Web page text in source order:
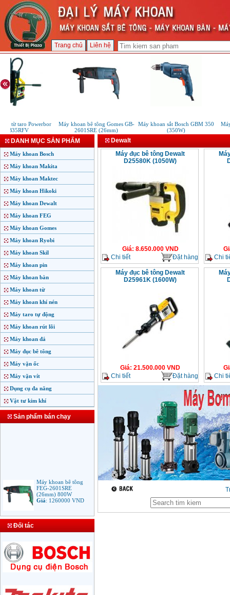
Trang chủ Liên hệ
từ taro Powerbor
PB35RFV
Máy khoan bê tông Gomes GB-
2601SRE (26mm)
Máy khoan sắt Bosch GBM 350
(350W)
DANH MỤC SẢN PHẨM
Máy khoan Bosch
Máy khoan Makita
Máy khoan Maktec
Máy khoan Hikoki
Máy khoan Dewalt
Máy khoan FEG
Máy khoan Gomes
Máy khoan Ryobi
Máy khoan Skil
Máy khoan pin
Máy khoan bàn
Máy khoan từ
Máy khoan khí nén
Máy taro tự động
Máy khoan rút lõi
Máy khoan đá
Máy đục bê tông
Máy vặn ốc
Máy vặn vít
Dụng cụ đa năng
Vật tư kim khí
Sản phẩm bán chạy
Máy khoan bê tông
FEG-2601SRE
(26mm) 800W
Giá:1260000VND
Máy Khoan Bosch
GSB 16RE (750W)
Đối tác
Dewalt
Máy đục bê tông Dewalt
D25580K (1050W)
Giá: 8.650.000VND
Chi tiết
Đặt hàng
Chi
Máy đục bê tông Dewalt
D25961K (1600W)
Giá: 21.500.000 VND
Chi tiết
Đặt hàng
Chi